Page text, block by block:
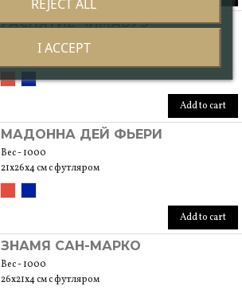
РАСПЯТИЕ ЧИМАБУЭ
Вес - 1000
21x26x4 см с футляром
Add to cart
МАДОННА ДЕЙ ФЬЕРИ
Вес - 1000
21x26x4 см с футляром
Add to cart
ЗНАМЯ САН-МАРКО
Вес - 1000
26x21x4 см с футляром
REJECT ALL
I ACCEPT